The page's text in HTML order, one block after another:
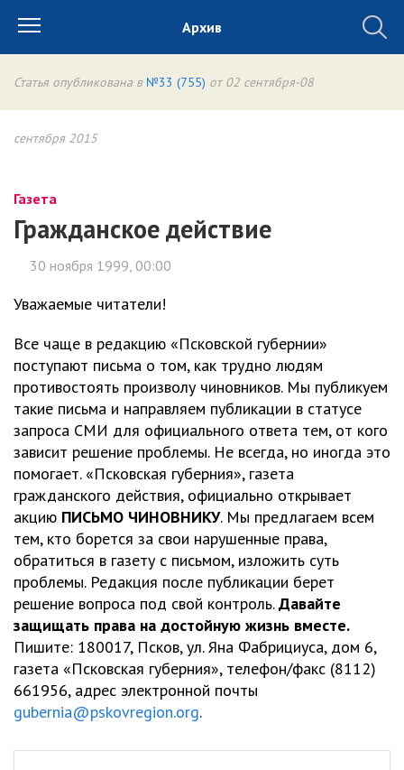
Архив
Статья опубликована в №33 (755) от 02 сентября-08
сентября 2015
Газета
Гражданское действие
30 ноября 1999, 00:00
Уважаемые читатели!
Все чаще в редакцию «Псковской губернии»
поступают письма о том, как трудно людям
противостоять произволу чиновников. Мы публикуем
такие письма и направляем публикации в статусе
запроса СМИ для официального ответа тем, от кого
зависит решение проблемы. Не всегда, но иногда это
помогает. «Псковская губерния», газета
гражданского действия, официально открывает
акцию ПИСЬМО ЧИНОВНИКУ. Мы предлагаем всем
тем, кто борется за свои нарушенные права,
обратиться в газету с письмом, изложить суть
проблемы. Редакция после публикации берет
решение вопроса под свой контроль.Давайте
защищать права на достойную жизнь вместе.
Пишите: 180017, Псков, ул. Яна Фабрициуса, дом 6,
газета «Псковская губерния», телефон/факс (8112)
661956, адрес электронной почты
gubernia@pskovregion.org.